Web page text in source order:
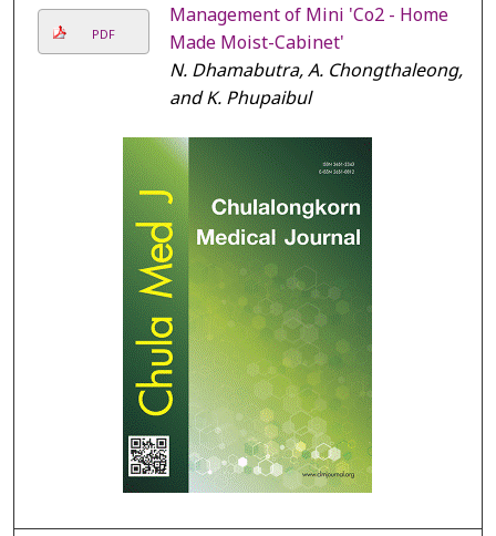
PDF
Management of Mini 'Co2 - Home
Made Moist-Cabinet'
N. Dhamabutra, A. Chongthaleong,
and K. Phupaibul